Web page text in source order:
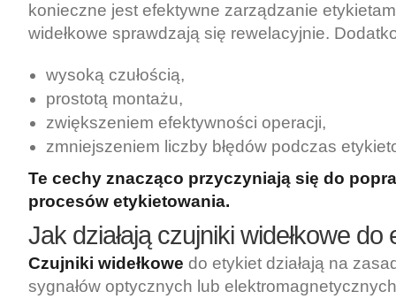
konieczne jest efektywne zarządzanie
widełkowe sprawdzają się rewelacyjnie.
wysoką czułością,
prostotą montażu,
zwiększeniem efektywności operacji,
zmniejszeniem liczby błędów podczas
Te cechy znacząco przyczyniają się do
procesów etykietowania.
Jak działają czujniki widełkowe do
Czujniki widełkowe do etykiet działają na
sygnałów optycznych lub